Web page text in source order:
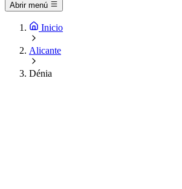
Abrir menú
Inicio
Alicante
Dénia